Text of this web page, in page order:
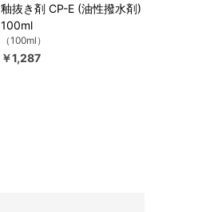
釉抜き剤 CP-E (油性撥水剤)
100ml
（100ml）
￥1,287